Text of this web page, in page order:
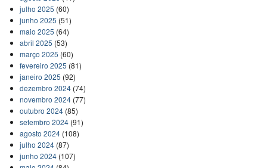
julho 2025 (60)
junho 2025 (51)
maio 2025 (64)
abril 2025 (53)
março 2025 (60)
fevereiro 2025 (81)
janeiro 2025 (92)
dezembro 2024(74)
novembro 2024(77)
outubro 2024(85)
setembro 2024(91)
agosto 2024(108)
julho 2024(87)
junho 2024(107)